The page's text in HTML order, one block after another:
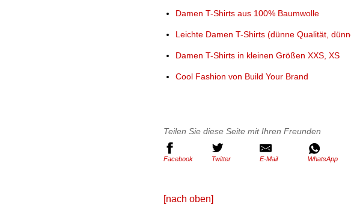
Damen T-Shirts aus 100% Baumwolle
Leichte Damen T-Shirts (dünne Qualität,
Damen T-Shirts in kleinen Größen XXS, XS
Cool Fashion von Build Your Brand
Teilen Sie diese Seite mit Ihren Freunden
Facebook Twitter E-Mail WhatsApp
[nach oben]